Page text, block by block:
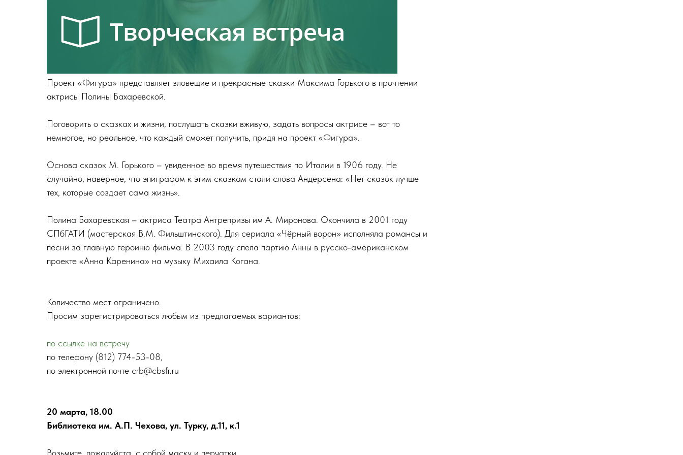
Проект «Фигура» представляет зловещие и прекрасные сказки Максима Горького в прочтении
актрисы Полины Бахаревской.
Поговорить о сказках и жизни, послушать сказки вживую, задать вопросы актрисе – вот то
немногое, но реальное, что каждый сможет получить, придя на проект «Фигура».
Основа сказок М. Горького – увиденное во время путешествия по Италии в 1906 году. Не
случайно, наверное, что эпиграфом к этим сказкам стали слова Андерсена: «Нет сказок лучше
тех, которые создает сама жизнь».
Полина Бахаревская – актриса Театра Антрепризы им А. Миронова. Окончила в 2001 году
СПбГАТИ (мастерская В.М. Фильштинского). Для сериала «Чёрный ворон» исполняла романсы и
песни за главную героиню фильма. В 2003 году спела партию Анны в русско-американском
проекте «Анна Каренина» на музыку Михаила Когана.
Количество мест ограничено.
Просим зарегистрироваться любым из предлагаемых вариантов:
по ссылке на встречу
по телефону (812) 774-53-08,
по электронной почте crb@cbsfr.ru
20 марта, 18.00
Библиотека им. А.П. Чехова, ул. Турку, д.11, к.1
Возьмите, пожалуйста, с собой маску и перчатки.